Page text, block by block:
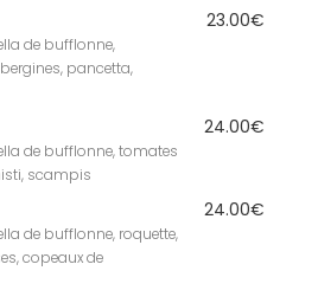
de bufflonne,
pancetta,
23.00€
de bufflonne, tomates
scampis
24.00€
de bufflonne, roquette,
copeaux de
24.00€